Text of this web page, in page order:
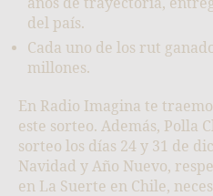
años de trayectoria,
del país.
Cada uno de los rut
millones.
En Radio Imagina te
este sorteo. Además, Polla
sorteo los días 24 y 31 de
Navidad y Año Nuevo,
en La Suerte en Chile,